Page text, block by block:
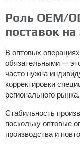
Роль OEM/
поставок
В оптовых
обязательными —
часто нужна
корректировки
регионального рынка.
Стабильность
поскольку оптовые
производства и